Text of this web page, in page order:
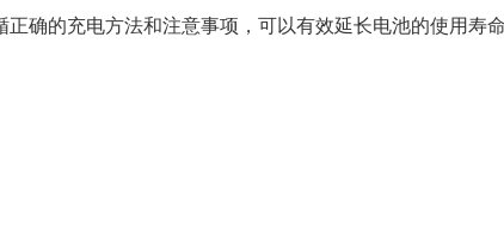
确的充电方法和注意事项，可以有效延长电池的使用寿